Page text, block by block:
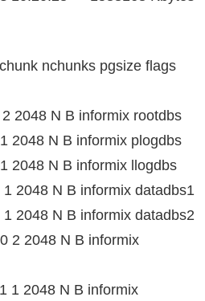
nchunks pgsize flags
2048 N B informix rootdbs
2048 N B informix plogdbs
2048 N B informix llogdbs
2048 N B informix datadbs1
2048 N B informix datadbs2
2 2048 N B informix
1 2048 N B informix